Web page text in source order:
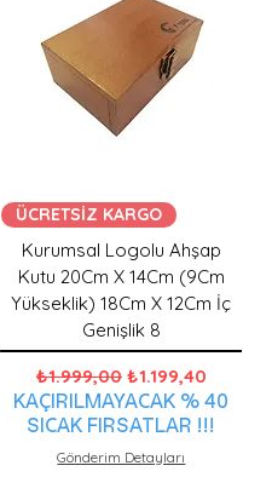
ÜCRETSİZ KARGO
Kurumsal Logolu Ahşap
Kutu 20Cm X 14Cm (9Cm
Yükseklik) 18Cm X 12Cm İç
Genişlik 8
Normal Fiyat
₺1.999,00 İndirimli Fiyat
₺1.199,40
KAÇIRILMAYACAK % 40
SICAK FIRSATLAR !!!
Gönderim Detayları